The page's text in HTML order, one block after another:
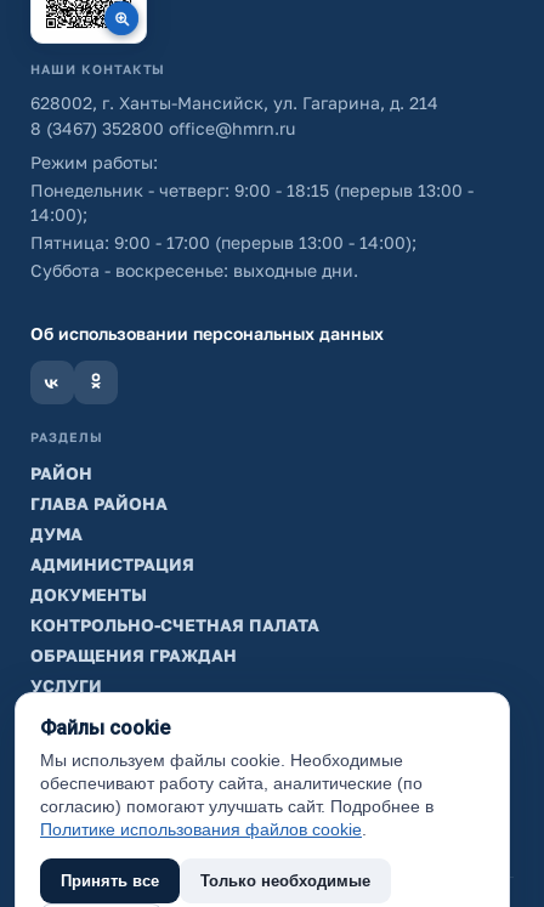
НАШИ КОНТАКТЫ
628002, г. Ханты-Мансийск, ул. Гагарина, д. 214
8 (3467) 352800 office@hmrn.ru
Режим работы:
Понедельник - четверг: 9:00 - 18:15 (перерыв 13:00 -
14:00);
Пятница: 9:00 - 17:00 (перерыв 13:00 - 14:00);
Суббота - воскресенье: выходные дни.
Об использовании персональных данных
РАЗДЕЛЫ
РАЙОН
ГЛАВА РАЙОНА
ДУМА
АДМИНИСТРАЦИЯ
ДОКУМЕНТЫ
КОНТРОЛЬНО-СЧЕТНАЯ ПАЛАТА
ОБРАЩЕНИЯ ГРАЖДАН
УСЛУГИ
ТИК
ИНФОРМАЦИЯ
Законодательная карта
Карта сайта
Файлы cookie
Мы используем файлы cookie. Необходимые
обеспечивают работу сайта, аналитические (по
согласию) помогают улучшать сайт. Подробнее в
Политике использования файлов cookie
Принять все Только необходимые